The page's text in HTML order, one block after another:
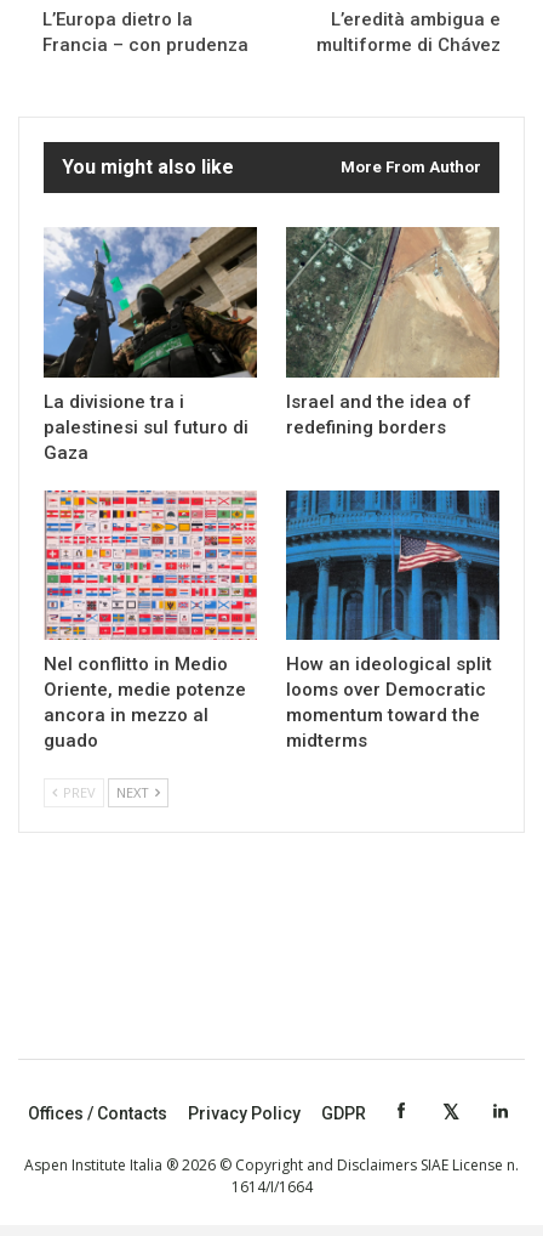
L’Europa dietro la
Francia – con prudenza
L’eredità ambigua e
multiforme di Chávez
You might also like More From Author
La divisione tra i
palestinesi sul futuro di
Gaza
Israel and the idea of
redefining borders
Nel conflitto in Medio
Oriente, medie potenze
ancora in mezzo al
guado
How an ideological split
looms over Democratic
momentum toward the
midterms
PREV NEXT
Offices / Contacts Privacy Policy GDPR
Aspen Institute Italia ® 2026 © Copyright and Disclaimers SIAE License n.
1614/I/1664